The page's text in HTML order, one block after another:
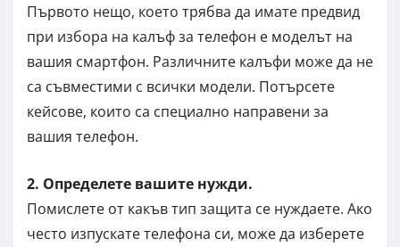
Първото нещо, което трябва да имате предвид
при избора на калъф за телефон е моделът на
вашия смартфон. Различните калъфи може да не
са съвместими с всички модели. Потърсете
кейсове, които са специално направени за
вашия телефон.
2. Определете вашите нужди.
Помислете от какъв тип защита се нуждаете. Ако
често изпускате телефона си, може да изберете